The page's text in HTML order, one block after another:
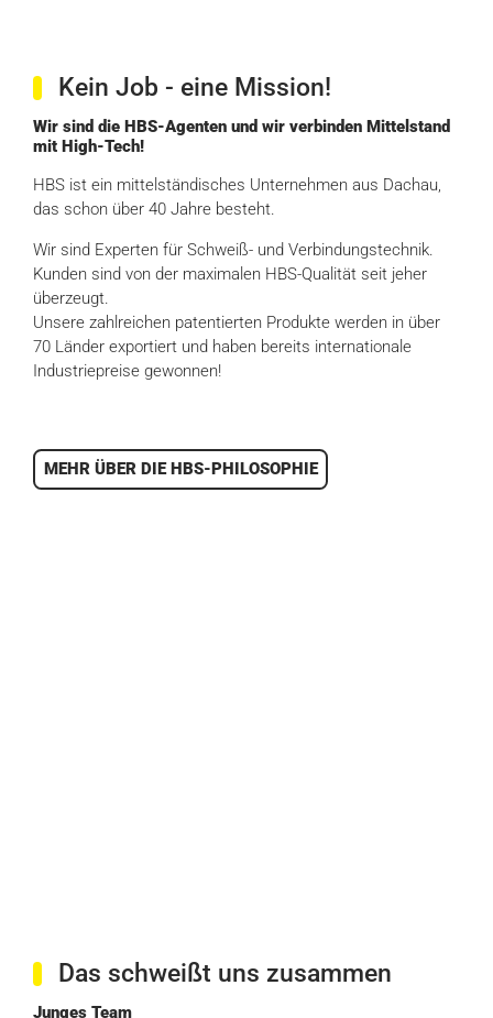
Kein Job - eine Mission!
Wir sind die HBS-Agenten und wir verbinden Mittelstand
mit High-Tech!
HBS ist ein mittelständisches Unternehmen aus Dachau,
das schon über 40 Jahre besteht.
Wir sind Experten für Schweiß- und Verbindungstechnik.
Kunden sind von der maximalen HBS-Qualität seit jeher
überzeugt.
Unsere zahlreichen patentierten Produkte werden in über
70 Länder exportiert und haben bereits internationale
Industriepreise gewonnen!
MEHR ÜBER DIE HBS-PHILOSOPHIE
Das schweißt uns zusammen
Junges Team